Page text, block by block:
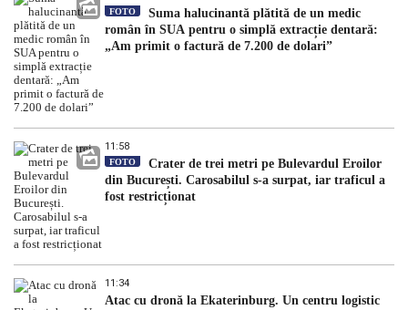
FOTO
Suma halucinantă plătită de un medic
român în SUA pentru o simplă extracție dentară:
„Am primit o factură de 7.200 de dolari”
11:58
FOTO
Crater de trei metri pe Bulevardul Eroilor
din București. Carosabilul s-a surpat, iar traficul a
fost restricționat
11:34
Atac cu dronă la Ekaterinburg. Un centru logistic